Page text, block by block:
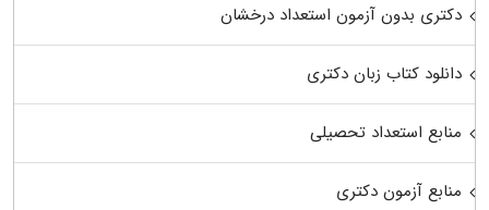
دکتری بدون آزمون استعداد درخشان
دانلود کتاب زبان دکتری
منابع استعداد تحصیلی
منابع آزمون دکتری